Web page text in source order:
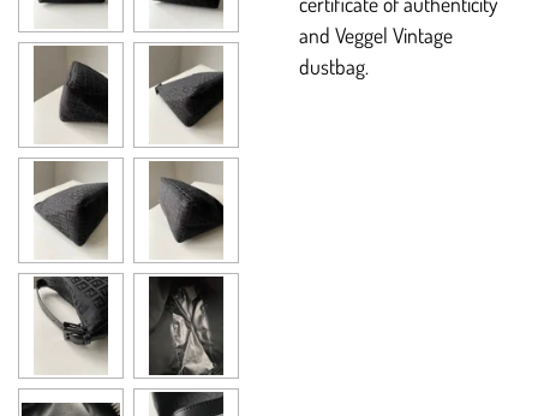
and Veggel Vintage
dustbag.